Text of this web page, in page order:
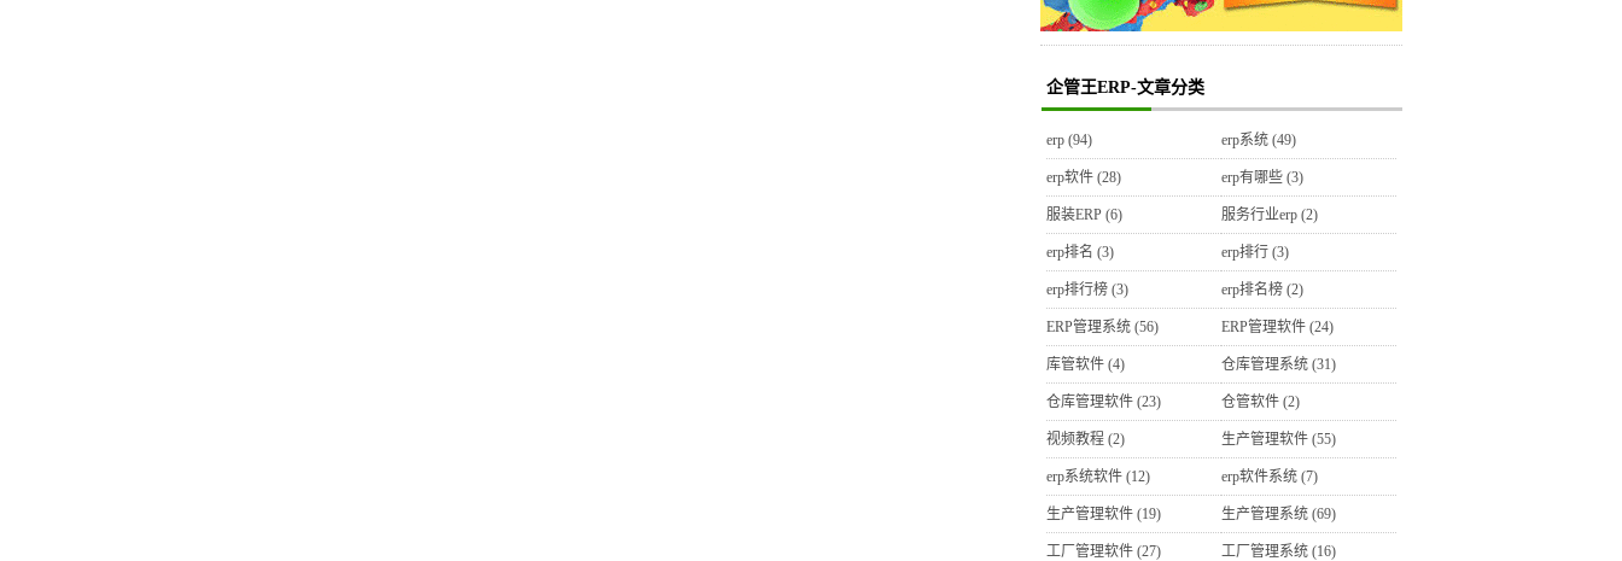
企管王ERP-文章分类
erp (94) erp系统 (49)
erp软件 (28) erp有哪些 (3)
服装ERP (6) 服务行业erp (2)
erp排名 (3) erp排行 (3)
erp排行榜 (3) erp排名榜 (2)
ERP管理系统 (56) ERP管理软件 (24)
库管软件 (4) 仓库管理系统 (31)
仓库管理软件 (23) 仓管软件 (2)
视频教程 (2) 生产管理软件 (55)
erp系统软件 (12) erp软件系统 (7)
生产管理软件 (19) 生产管理系统 (69)
工厂管理软件 (27) 工厂管理系统 (16)